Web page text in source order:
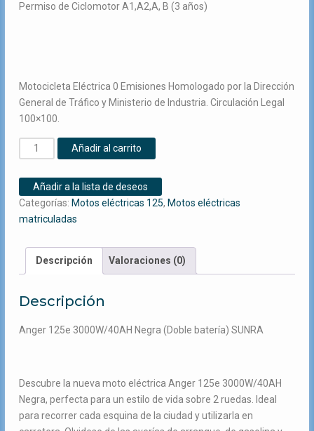
Permiso de Ciclomotor A1,A2,A, B (3 años)
Motocicleta Eléctrica 0 Emisiones Homologado por la Dirección
General de Tráfico y Ministerio de Industria. Circulación Legal
100×100.
SUNRA
ANGER
125E
3000W/40AH
NEGRA
(DOBLE
cantidad
Añadir al carrito
Añadir a la lista de deseos
Categorías: Motos eléctricas 125, Motos eléctricas
matriculadas
Descripción Valoraciones (0)
Descripción
Anger 125e 3000W/40AH Negra (Doble batería) SUNRA
Descubre la nueva moto eléctrica Anger 125e 3000W/40AH
Negra, perfecta para un estilo de vida sobre 2 ruedas. Ideal
para recorrer cada esquina de la ciudad y utilizarla en